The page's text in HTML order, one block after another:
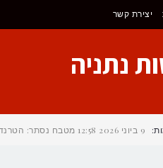
יצירת קשר
נתניה
9 ביוני 2026 12:58 מטבח נסתר: הטרנד